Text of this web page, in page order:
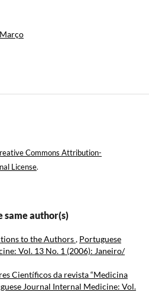
Commons Attribution-
License.
same author(s)
to the Authors, Portuguese
Vol. 13 No. 1 (2006): Janeiro/
Científicos da revista “Medicina
Journal Internal Medicine: Vol.